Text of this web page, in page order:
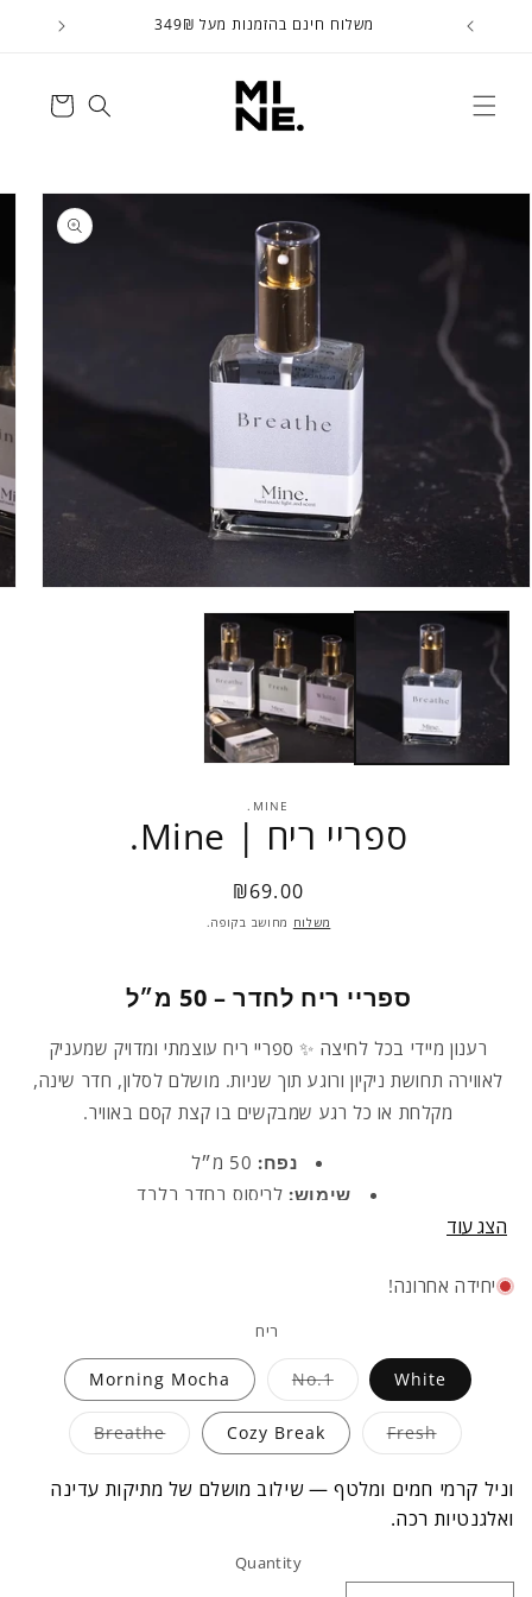
דלג
לתוכן
משלוח חינם בהזמנות מעל 349₪
עגלה
MINE.
ספריי ריח | Mine.
Regular
price
₪69.00
משלוח מחושב בקופה.
ספריי ריח לחדר – 50 מ״ל
רענון מיידי בכל לחיצה ✨ ספריי ריח עוצמתי ומדויק שמעניק
לאווירה תחושת ניקיון ורוגע תוך שניות. מושלם לסלון, חדר שינה,
מקלחת או כל רגע שמבקשים בו קצת קסם באוויר.
נפח:
שימוש: לריסוס בחדר בלבד
הצג עוד
יחידה אחרונה!
ריח
White
No.1
Variant
sold
out
or
unavailable
Morning Mocha
Fresh
Variant
sold
or
unavailable
Cozy Break
Breathe
Variant
sold
or
וניל קרמי חמים ומלטף — שילוב מושלם של מתיקות עדינה
ואלגנטיות רכה.
QuantityQuantity